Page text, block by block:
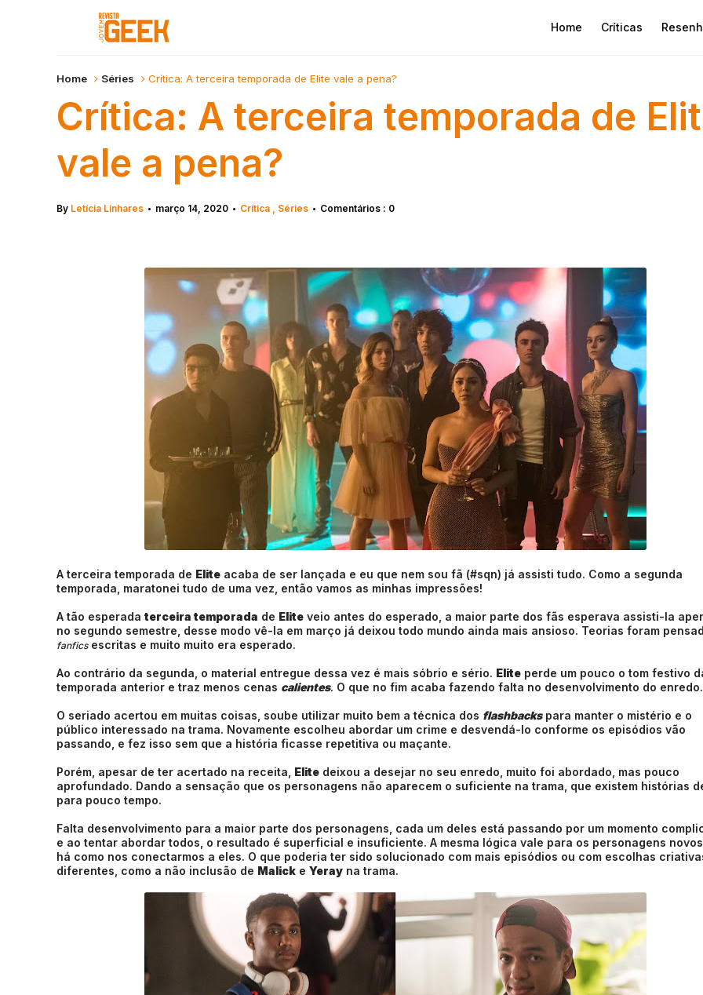
Home Críticas
Home Séries Crítica: A terceira temporada de Elite vale a pena?
Crítica: A terceira temporada de
vale a pena?
By Letícia Linhares • março 14, 2020 • Crítica Séries • Comentários : 0
A terceira temporada de Elite acaba de ser lançada e eu que nem sou fã (#sqn) já assisti tudo. Como a segunda
temporada, maratonei tudo de uma vez, então vamos as minhas impressões!
A tão esperada terceira temporada de Elite veio antes do esperado, a maior parte dos fãs esperava assisti-la
no segundo semestre, desse modo vê-la em março já deixou todo mundo ainda mais ansioso. Teorias foram
fanficsescritas e muito muito era esperado.
Ao contrário da segunda, o material entregue dessa vez é mais sóbrio e sério. Elite perde um pouco o tom festivo
temporada anterior e traz menos cenas calientes. O que no fim acaba fazendo falta no desenvolvimento do enredo.
O seriado acertou em muitas coisas, soube utilizar muito bem a técnica dos flashbackspara manter o mistério e o
público interessado na trama. Novamente escolheu abordar um crime e desvendá-lo conforme os episódios vão
passando, e fez isso sem que a história ficasse repetitiva ou maçante.
Porém, apesar de ter acertado na receita, Elite deixou a desejar no seu enredo, muito foi abordado, mas pouco
aprofundado. Dando a sensação que os personagens não aparecem o suficiente na trama, que existem histórias
para pouco tempo.
Falta desenvolvimento para a maior parte dos personagens, cada um deles está passando por um momento
e ao tentar abordar todos, o resultado é superficial e insuficiente. A mesma lógica vale para os personagens
há como nos conectarmos a eles. O que poderia ter sido solucionado com mais episódios ou com escolhas
diferentes, como a não inclusão de Malick e Yeray na trama.